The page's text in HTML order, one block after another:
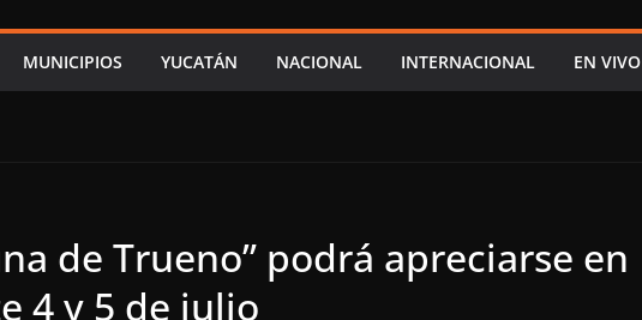
ABARCARON EL PRESUPUESTO, MIENTRAS CAEN EL
EMPLEO Y LOS INDICADORES ECONÓMICOS: SALIM
MUNICIPIOS YUCATÁN NACIONAL INTERNACIONAL EN VIVO
de Trueno” podrá apreciarse en
4 y 5 de julio